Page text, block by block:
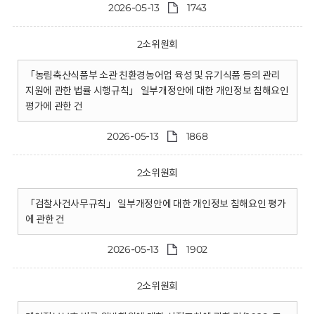
2026-05-13 1743
2소위원회
「농림축산식품부 소관 친환경농어업 육성 및 유기식품 등의 관리
지원에 관한 법률 시행규칙」 일부개정안에 대한 개인정보 침해요인
평가에 관한 건
2026-05-13 1868
2소위원회
「검찰사건사무규칙」 일부개정안에 대한 개인정보 침해요인 평가
에 관한 건
2026-05-13 1902
2소위원회